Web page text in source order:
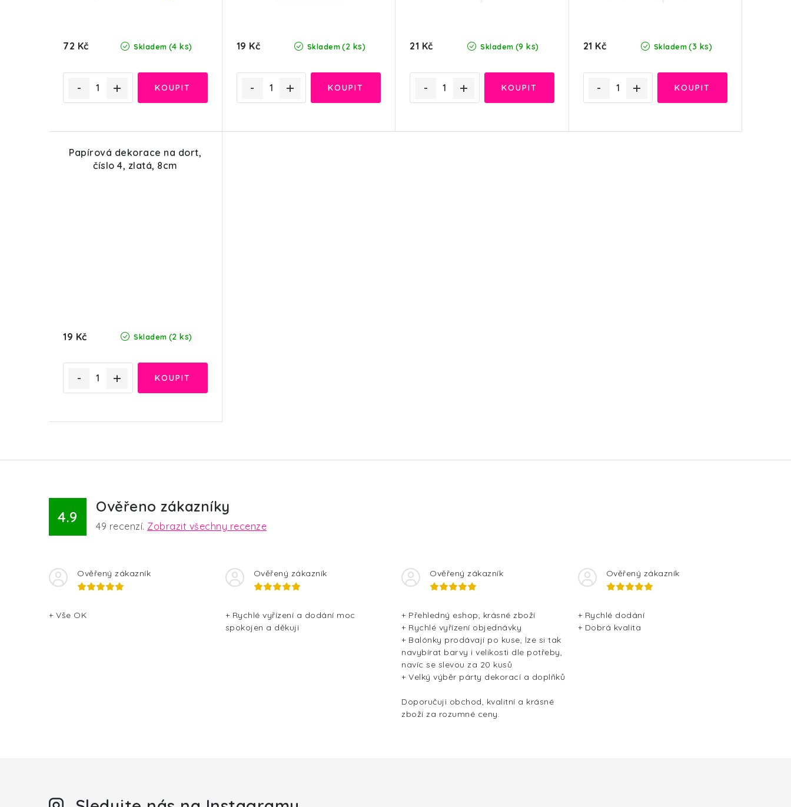
Skladem (4 ks)
72 Kč Skladem (2 ks)
19 Kč Skladem (9 ks)
21 Kč Skladem (3 ks)
21 Kč
Papírová dekorace na dort,
číslo 4, zlatá, 8cm
Skladem (2 ks)
19 Kč
4.9
Ověřeno zákazníky
49 recenzí. Zobrazit všechny recenze
Ověřený zákazník
+ Vše OK
Ověřený zákazník
+ Rychlé vyřízení a dodání moc
spokojen a děkuji
Ověřený zákazník
+ Přehledný eshop, krásné zboží
+ Rychlé vyřízení objednávky
+ Balónky prodávají po kuse, lze si tak
navybírat barvy i velikosti dle potřeby,
navíc se slevou za 20 kusů
+ Velký výběr párty dekorací a doplňků
Doporučuji obchod, kvalitní a krásné
zboží za rozumné ceny.
Ověřený zákazník
+ Rychlé dodání
+ Dobrá kvalita